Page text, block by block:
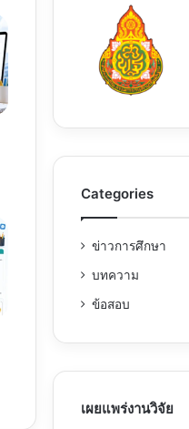
Categories
ข่าวการศึกษา
บทความ
ข้อสอบ
เผยแพร่งานวิจัย